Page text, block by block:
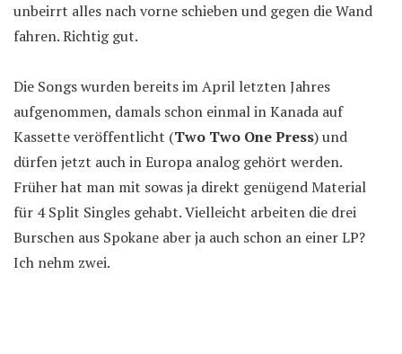
unbeirrt alles nach vorne schieben und gegen die Wand
fahren. Richtig gut.
Die Songs wurden bereits im April letzten Jahres
aufgenommen, damals schon einmal in Kanada auf
Kassette veröffentlicht (Two Two One Press) und
dürfen jetzt auch in Europa analog gehört werden.
Früher hat man mit sowas ja direkt genügend Material
für 4 Split Singles gehabt. Vielleicht arbeiten die drei
Burschen aus Spokane aber ja auch schon an einer LP?
Ich nehm zwei.